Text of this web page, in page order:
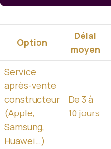
Option
Délai
moyen
Service
après-vente
constructeur
(Apple,
Samsung,
Huawei…)
De 3 à
10 jours